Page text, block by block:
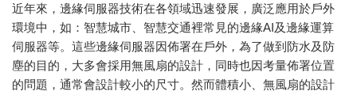
近年來，邊緣伺服器技術在各領域迅速發展，廣泛應用於戶外
環境中，如：智慧城市、智慧交通裡常見的邊緣AI及邊緣運算
伺服器等。這些邊緣伺服器因佈署在戶外，為了做到防水及防
塵的目的，大多會採用無風扇的設計，同時也因考量佈署位置
的問題，通常會設計較小的尺寸。然而體積小、無風扇的設計